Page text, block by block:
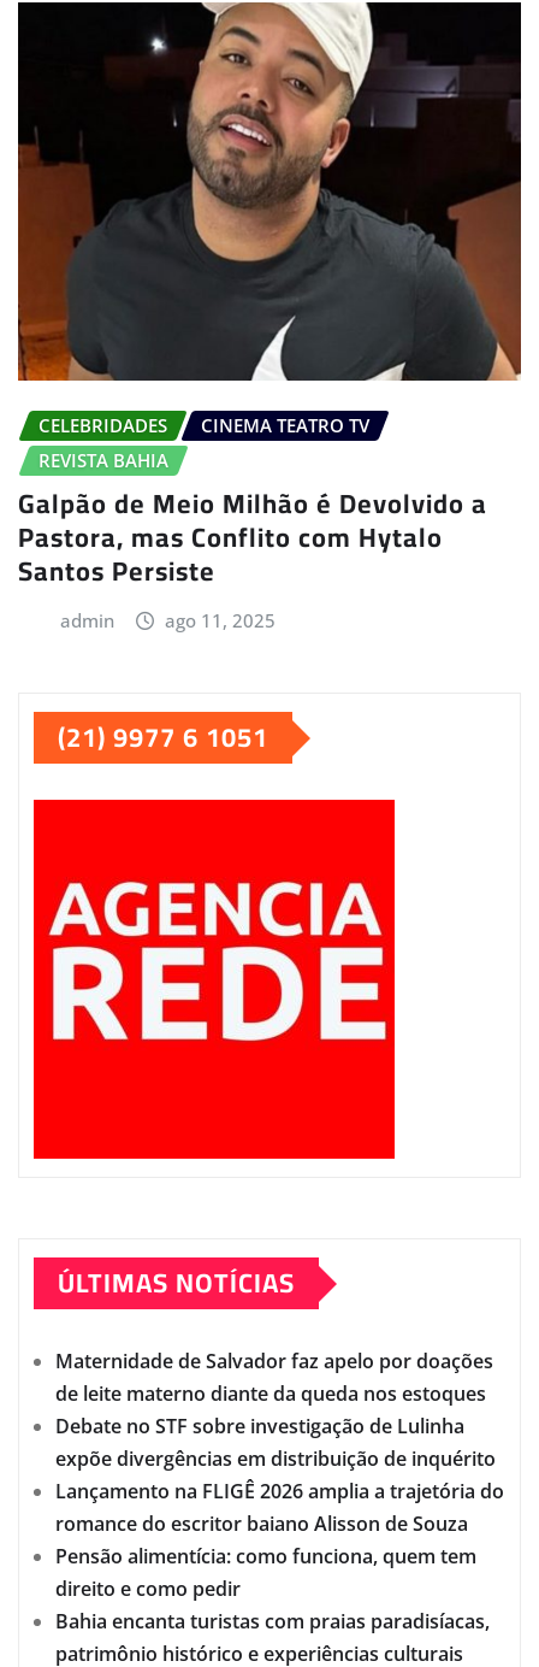
CELEBRIDADES
CINEMA TEATRO TV
REVISTA BAHIA
Galpão de Meio Milhão é Devolvido a
Pastora, mas Conflito com Hytalo
Santos Persiste
admin ago 11, 2025
(21) 9977 6 1051
ÚLTIMAS NOTÍCIAS
Maternidade de Salvador faz apelo por doações
de leite materno diante da queda nos estoques
Debate no STF sobre investigação de Lulinha
expõe divergências em distribuição de inquérito
Lançamento na FLIGÊ 2026 amplia a trajetória do
romance do escritor baiano Alisson de Souza
Pensão alimentícia: como funciona, quem tem
direito e como pedir
Bahia encanta turistas com praias paradisíacas,
patrimônio histórico e experiências culturais